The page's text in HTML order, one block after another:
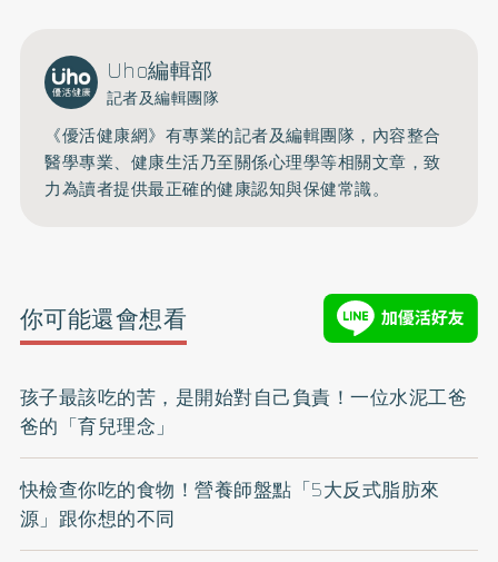
Uho編輯部
記者及編輯團隊
《優活健康網》有專業的記者及編輯團隊，內容整合
醫學專業、健康生活乃至關係心理學等相關文章，致
力為讀者提供最正確的健康認知與保健常識。
你可能還會想看
孩子最該吃的苦，是開始對自己負責！一位水泥工爸
爸的「育兒理念」
快檢查你吃的食物！營養師盤點「5大反式脂肪來
源」跟你想的不同